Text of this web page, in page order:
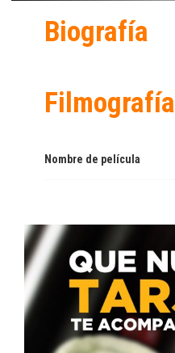
Biografía
Filmografía
Nombre de película